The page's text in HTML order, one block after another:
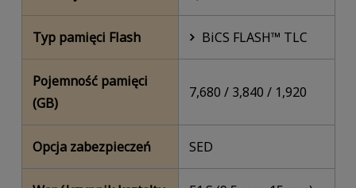
Typ pamięci Flash BiCS FLASH™ TLC
Pojemność pamięci
(GB)
7,680 / 3,840 / 1,920
Opcja zabezpieczeń SED